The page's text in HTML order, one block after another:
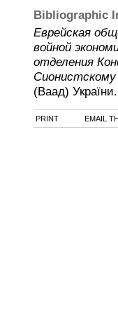
Bibliographic
Еврейская
войной
отделения
Сионистскому
(Ваад) України.
PRINT EMAIL